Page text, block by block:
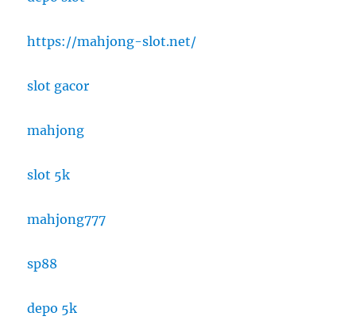
https://mahjong-slot.net/
slot gacor
mahjong
slot 5k
mahjong777
sp88
depo 5k